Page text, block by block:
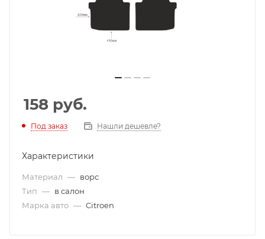
158 руб.
Под заказ Нашли дешевле?
Характеристики
Материал — ворс
Тип — в салон
Марка авто — Citroen